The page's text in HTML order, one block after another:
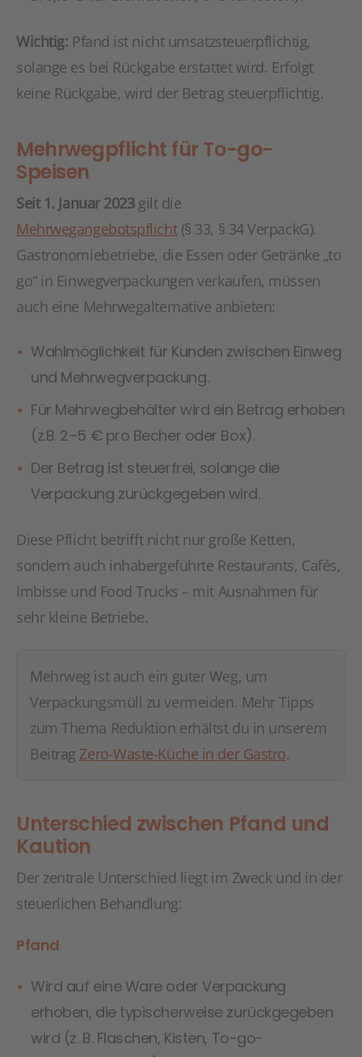
Wichtig: Pfand ist nicht umsatzsteuerpflichtig,
solange es bei Rückgabe erstattet wird. Erfolgt
keine Rückgabe, wird der Betrag steuerpflichtig.
Mehrwegpflicht für To-go-
Speisen
Seit 1. Januar 2023gilt die
Mehrwegangebotspflicht(§ 33, § 34 VerpackG).
Gastronomiebetriebe, die Essen oder Getränke „to
go“ in Einwegverpackungen verkaufen, müssen
auch eine Mehrwegalternative anbieten:
Wahlmöglichkeit für Kunden zwischen Einweg
und Mehrwegverpackung.
Für Mehrwegbehälter wird ein Betrag erhoben
(z.B. 2–5 € pro Becher oder Box).
Der Betrag ist steuerfrei, solange die
Verpackung zurückgegeben wird.
Diese Pflicht betrifft nicht nur große Ketten,
sondern auch inhabergeführte Restaurants, Cafés,
Imbisse und Food Trucks – mit Ausnahmen für
sehr kleine Betriebe.
Mehrweg ist auch ein guter Weg, um
Verpackungsmüll zu vermeiden. Mehr Tipps
zum Thema Reduktion erhältst du in unserem
Beitrag Zero-Waste-Küche in der Gastro.
Unterschied zwischen Pfand und
Kaution
Der zentrale Unterschied liegt im Zweck und in der
steuerlichen Behandlung:
Pfand
Wird auf eine Ware oder Verpackung
erhoben, die typischerweise zurückgegeben
wird (z. B. Flaschen, Kisten, To-go-